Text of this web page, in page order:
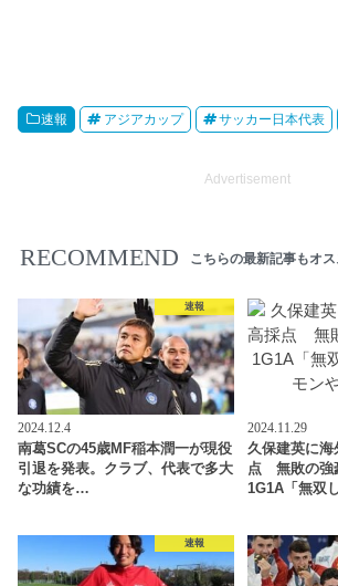
速報 アジアカップ サッカー日本代表
Advertisement
RECOMMEND こちらの最新記事もオス
速報
2024.12.4
南葛SCの45歳MF稲本潤一が現役
引退を発表。クラブ、代表で多大
な功績を…
2024.11.29
久保建英に海
点 無敗の強
1G1A「無双
速報